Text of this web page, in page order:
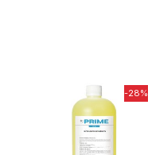
-28%